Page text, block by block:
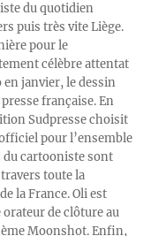
du quotidien
puis très vite Liège.
pour le
célèbre attentat
janvier, le dessin
française. En
Sudpresse choisit
pour l’ensemble
du cartooniste sont
toute la
la France. Oli est
de clôture au
Moonshot. Enfin,